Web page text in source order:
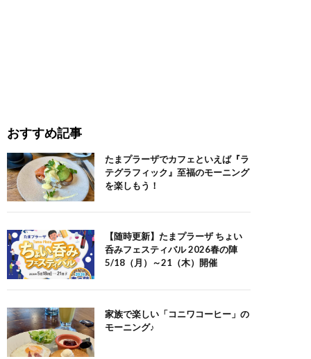
おすすめ記事
たまプラーザでカフェといえば『ラ
テグラフィック』至福のモーニング
を楽しもう！
【随時更新】たまプラーザ ちょい
呑みフェスティバル 2026春の陣
5/18（月）～21（木）開催
家族で楽しい「コニワコーヒー」の
モーニング♪